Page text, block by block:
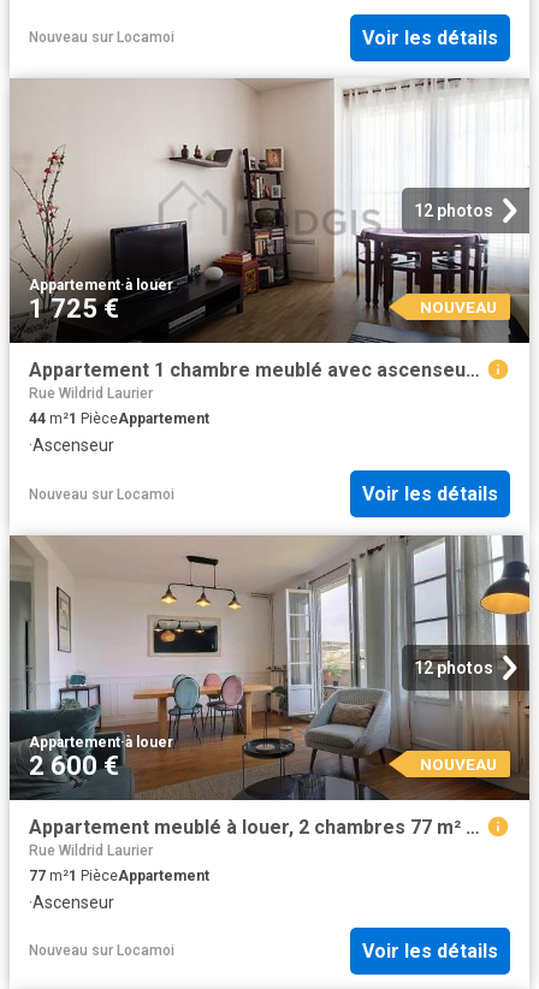
Nouveau sur Locamoi Voir les détails
12 photos
Appartement·à louer
1 725 € NOUVEAU
Appartement 1 chambre meublé avec ascenseur Porte de Versailles Paris 15°
Rue Wildrid Laurier
44 m²1 PièceAppartement
·Ascenseur
Nouveau sur Locamoi Voir les détails
12 photos
Appartement·à louer
2 600 € NOUVEAU
Appartement meublé à louer, 2 chambres 77 m² Montrouge Montrouge
Rue Wildrid Laurier
77 m²1 PièceAppartement
·Ascenseur
Nouveau sur Locamoi Voir les détails